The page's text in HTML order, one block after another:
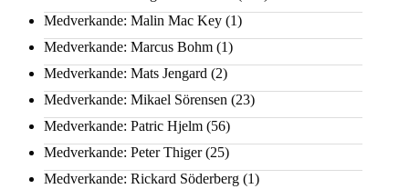
Medverkande: Malin Mac Key (1)
Medverkande: Marcus Bohm (1)
Medverkande: Mats Jengard (2)
Medverkande: Mikael Sörensen (23)
Medverkande: Patric Hjelm (56)
Medverkande: Peter Thiger(25)
Medverkande: Rickard Söderberg (1)